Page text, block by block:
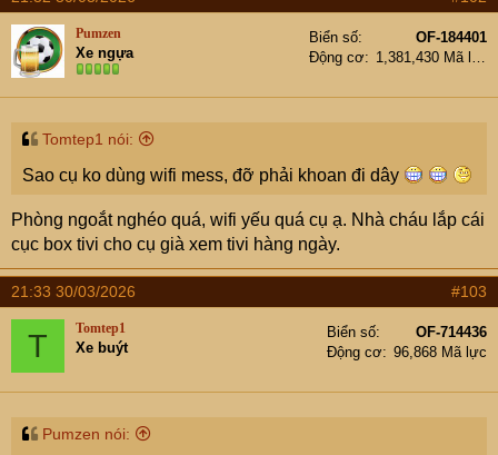
Pumzen
Xe ngựa
Biển số
OF-184401
Động cơ
1,381,430 Mã lực
Tomtep1 nói:
Sao cụ ko dùng wifi mess, đỡ phải khoan đi dây
Phòng ngoắt nghéo quá, wifi yếu quá cụ ạ. Nhà cháu lắp cái
cục box tivi cho cụ già xem tivi hàng ngày.
21:33 30/03/2026 #103
T Tomtep1
Xe buýt
Biển số
OF-714436
Động cơ
96,868 Mã lực
Pumzen nói: